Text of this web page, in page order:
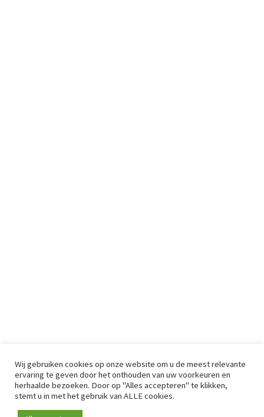
Wij gebruiken cookies op onze website om u de meest relevante
ervaring te geven door het onthouden van uw voorkeuren en
herhaalde bezoeken. Door op "Alles accepteren" te klikken,
stemt u in met het gebruik van ALLE cookies.